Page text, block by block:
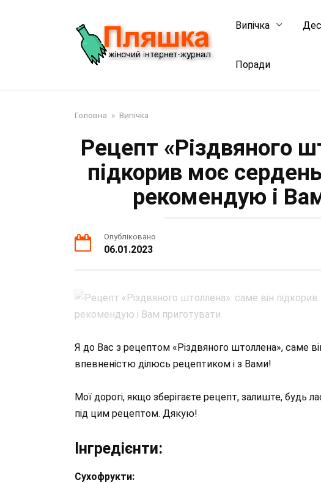
Випічка
Поради
Головна » Випічка
Рецепт «Різдвяного
підкорив моє
рекомендую і
Опубліковано
06.01.2023
Я до Вас з рецептом «Різдвяного штоллена», саме
впевненістю ділюсь рецептиком і з Вами!
Мої дорогі, якщо зберігаєте рецепт, залиште, будь
під цим рецептом. Дякую!
Інгредієнти:
Сухофрукти: